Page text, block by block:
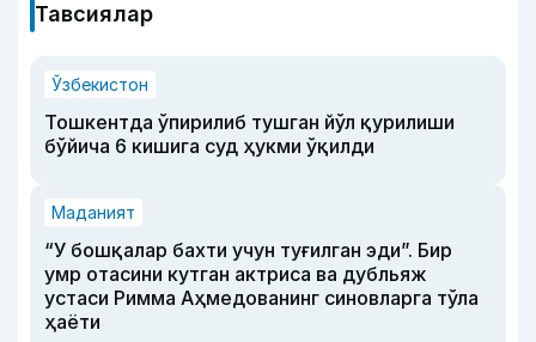
Тавсиялар
Ўзбекистон
Тошкентда ўпирилиб тушган йўл қурилиши
бўйича 6 кишига суд ҳукми ўқилди
Маданият
“У бошқалар бахти учун туғилган эди”. Бир
умр отасини кутган актриса ва дубльяж
устаси Римма Аҳмедованинг синовларга тўла
ҳаёти